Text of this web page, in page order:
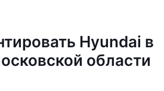
Hyundai в
области